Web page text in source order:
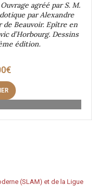
agréé par S. M.
par Alexandre
de Beauvoir. Epître en
d’Horbourg. Dessins
édition.
€
(SLAM) et de la Ligue